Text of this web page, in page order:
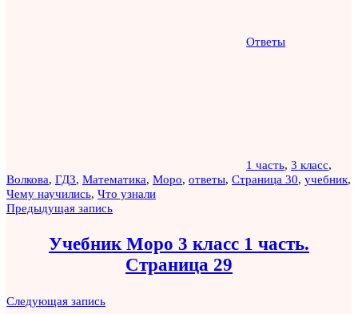
Ответы
1 часть, 3 класс,
Волкова, ГДЗ, Математика, Моро, ответы, Страница 30, учебник,
Чему научились, Что узнали
Навигация
записям
Предыдущая запись
Учебник Моро 3 класс 1 часть.
Страница 29
Следующая запись